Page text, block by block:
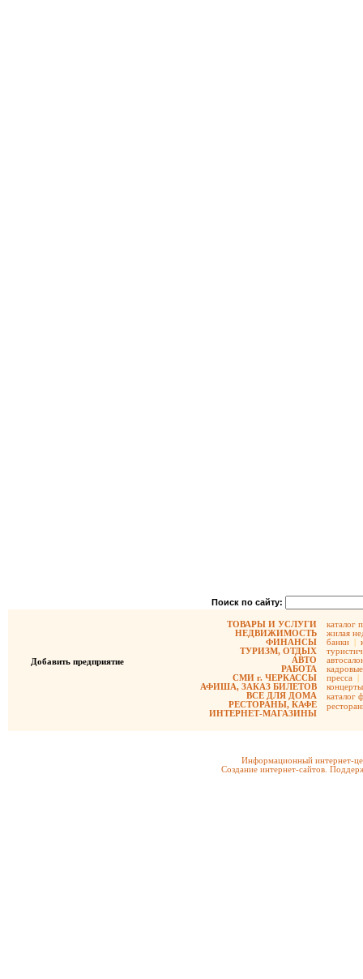
Поиск по сайту:
Добавить предприятие
ТОВАРЫ И УСЛУГИ
НЕДВИЖИМОСТЬ
ФИНАНСЫ
ТУРИЗМ, ОТДЫХ
АВТО
РАБОТА
СМИ г. ЧЕРКАССЫ
АФИША, ЗАКАЗ БИЛЕТОВ
ВСЕ ДЛЯ ДОМА
РЕСТОРАНЫ, КАФЕ
ИНТЕРНЕТ-МАГАЗИНЫ
каталог
жилая
банки |
пресса |
концерты
каталог
Информационный интернет-
Создание интернет-сайтов.